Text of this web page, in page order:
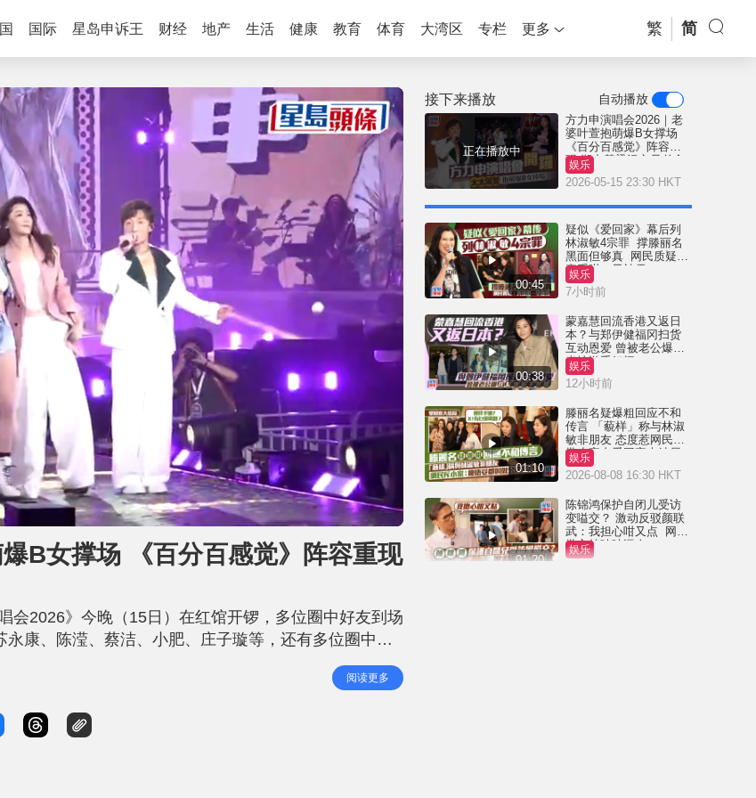
国际 星岛申诉王 财经 地产 生活 健康 教育 体育 大湾区 专栏 更多 繁 简
B女撑场 《百分百感觉》阵容重现
会2026》今晚（15日）在红馆开锣，多位圈中好友到场
康、陈滢、蔡洁、小肥、庄子璇等，还有多位圈中人
张学友、黎明、郭富城、梁咏琪、杨千嬅、谢天华、王
、吴雨霏、关智斌及李彩华等。方力申的父母
阅读更多
接下来播放 自动播放
正在播放中
方力申演唱会2026｜老
婆叶萱抱萌爆B女撑场
《百分百感觉》阵容重
现 郑中基梁汉文兄弟合
体
娱乐
2026-05-15 23:30 HKT
00:45
疑似《爱回家》幕后列
林淑敏4宗罪 撑滕丽名
黑面但够真 网民质疑：
真系咁一早被雪
娱乐
7小时前
00:38
蒙嘉慧回流香港又返日
本？与郑伊健福冈扫货
互动恩爱 曾被老公爆在
当地游手好闲
娱乐
12小时前
01:10
滕丽名疑爆粗回应不和
传言 「藐样」称与林淑
敏非朋友 态度惹网民狠
批小家丨爱回家大结局
娱乐
2026-08-08 16:30 HKT
01:20
陈锦鸿保护自闭儿受访
变嗌交？ 激动反驳颜联
武：我担心咁又点 网民
批主持咄咄逼人
娱乐